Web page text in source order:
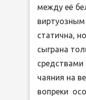
между её
статична,
сыграна
чаяния на
вопреки